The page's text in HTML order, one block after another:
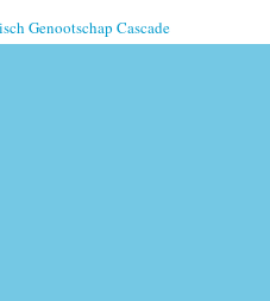
Genootschap Cascade